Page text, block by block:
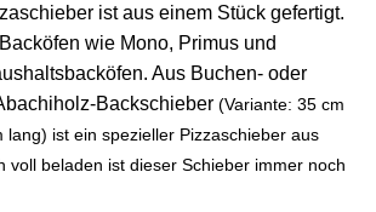
ist aus einem Stück gefertigt.
wie Mono, Primus und
Aus Buchen- oder
Backschieber (Variante: 35 cm
lang) ist ein spezieller Pizzaschieber aus
voll beladen ist dieser Schieber immer noch